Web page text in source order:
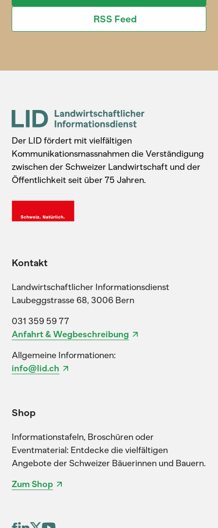
RSS Feed
Der LID fördert mit vielfältigen
Kommunikationsmassnahmen die Verständigung
zwischen der Schweizer Landwirtschaft und der
Öffentlichkeit seit über 75 Jahren.
Kontakt
Landwirtschaftlicher Informationsdienst
Laubeggstrasse 68, 3006 Bern
031 359 59 77
Anfahrt & Wegbeschreibung
Allgemeine Informationen:
info@lid.ch
Shop
Informationstafeln, Broschüren oder
Eventmaterial: Entdecke die vielfältigen
Angebote der Schweizer Bäuerinnen und Bauern.
Zum Shop